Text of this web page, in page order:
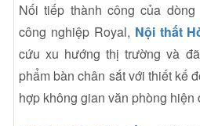
Nối tiếp thành công của
công nghiệp Royal, Nội thất
cứu xu hướng thị trường và
phẩm bàn chân sắt với thiết kế
hợp không gian văn phòng hiện